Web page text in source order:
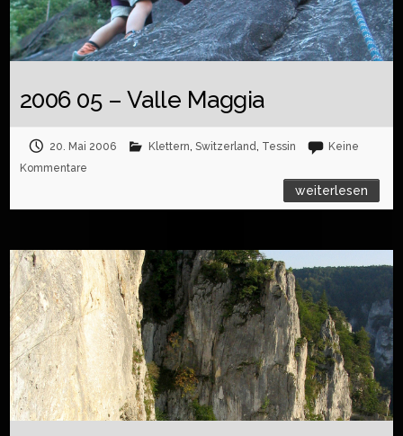
2006 05 – Valle Maggia
20. Mai 2006 Klettern Switzerland Tessin
Keine
Kommentare
weiterlesen